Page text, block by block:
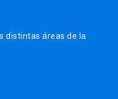
distintas áreas de la